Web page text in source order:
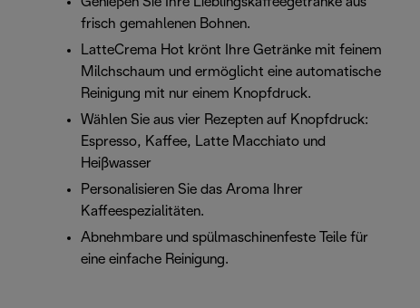
frisch gemahlenen Bohnen.
LatteCrema Hot krönt Ihre Getränke mit feinem
Milchschaum und ermöglicht eine automatische
Reinigung mit nur einem Knopfdruck.
Wählen Sie aus vier Rezepten auf Knopfdruck:
Espresso, Kaffee, Latte Macchiato und
Heißwasser
Personalisieren Sie das Aroma Ihrer
Kaffeespezialitäten.
Abnehmbare und spülmaschinenfeste Teile für
eine einfache Reinigung.